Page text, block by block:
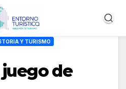
Y TURISMO
juego de